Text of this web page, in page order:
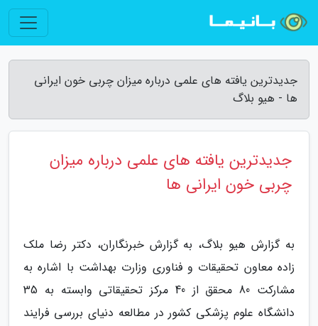
جدیدترین یافته های علمی درباره میزان چربی خون ایرانی
ها - هیو بلاگ
جدیدترین یافته های علمی درباره میزان
چربی خون ایرانی ها
به گزارش هیو بلاگ، به گزارش خبرنگاران، دکتر رضا ملک
زاده معاون تحقیقات و فناوری وزارت بهداشت با اشاره به
مشارکت 80 محقق از 40 مرکز تحقیقاتی وابسته به 35
دانشگاه علوم پزشکی کشور در مطالعه دنیای بررسی فرایند